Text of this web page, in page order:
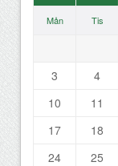
Mån Tis
3
4
10
11
17
18
24
25